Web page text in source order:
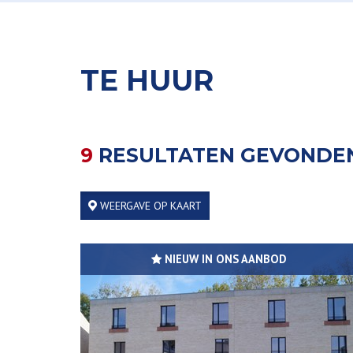
TE HUUR
9 RESULTATEN
WEERGAVE OP KAART
NIEUW IN ONS AANBOD